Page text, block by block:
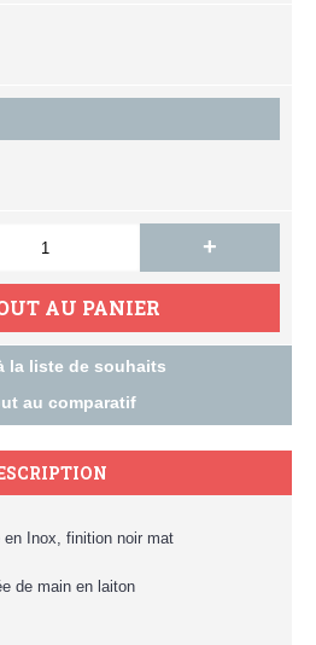
+
AU PANIER
la liste de souhaits
au comparatif
en Inox, finition noir mat
de main en laiton